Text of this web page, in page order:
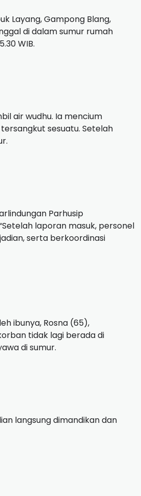
Layang, Gampong Blang,
di dalam sumur rumah
WIB.
air wudhu. Ia mencium
sesuatu. Setelah
Parhusip
laporan masuk, personel
serta berkoordinasi
ibunya, Rosna (65),
tidak lagi berada di
di sumur.
langsung dimandikan dan